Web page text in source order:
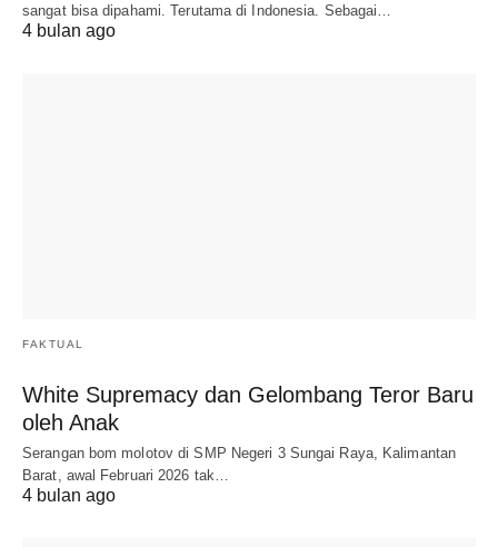
sangat bisa dipahami. Terutama di Indonesia. Sebagai…
4 bulan ago
FAKTUAL
White Supremacy dan Gelombang Teror Baru
oleh Anak
Serangan bom molotov di SMP Negeri 3 Sungai Raya, Kalimantan
Barat, awal Februari 2026 tak…
4 bulan ago